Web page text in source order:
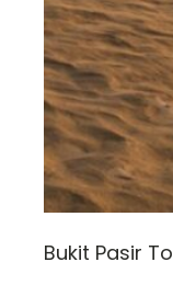
Bukit Pasir